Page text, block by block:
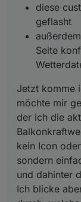
diese
geflasht
Seite
Jetzt komme
möchte mir
der ich die
kein Icon
sondern
und dahinter
Ich blicke